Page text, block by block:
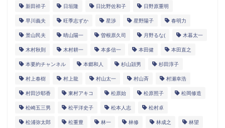
新田祥子 日垣隆 日比野佐和子 日野原重明
早川義夫 旺季志ずか 星渉 星野陽子 春明力
景山民夫 晴山陽一 曽根原久司 月野るな( 木暮太一
木村秋則 木村耕一 本多信一 本田健 本田直之
本要約チャンネル 本郷和人 杉山頴男 杉田淳子
村上春樹 村上龍 村山太一 村山斉 村瀬幸浩
村田沙耶香 東村アキコ 松原始 松原照子 松岡修造
松崎五三男 松平洋史子 松本人志 松村卓
松浦弥太郎 松重豊 林一 林修 林成之 林望